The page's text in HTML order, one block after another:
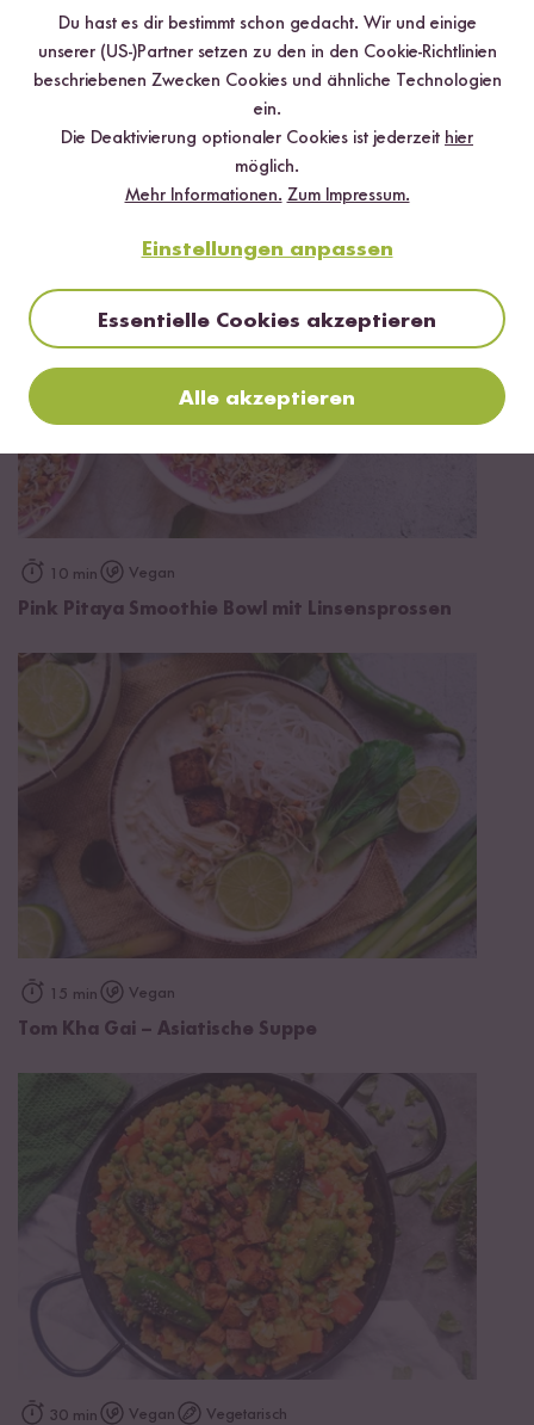
Reispasta mit Cashewsoße und Champignons
10 min Vegan
Pink Pitaya Smoothie Bowl mit Linsensprossen
15 min Vegan
Tom Kha Gai – Asiatische Suppe
30 min Vegan Vegetarisch
Du hast es dir bestimmt schon gedacht. Wir und einige
unserer (US-)Partner setzen zu den in den Cookie-Richtlinien
beschriebenen Zwecken Cookies und ähnliche Technologien
ein.
Die Deaktivierung optionaler Cookies ist jederzeit hier
möglich.
Mehr Informationen. Zum Impressum.
Einstellungen anpassen
Essentielle Cookies akzeptieren
Alle akzeptieren